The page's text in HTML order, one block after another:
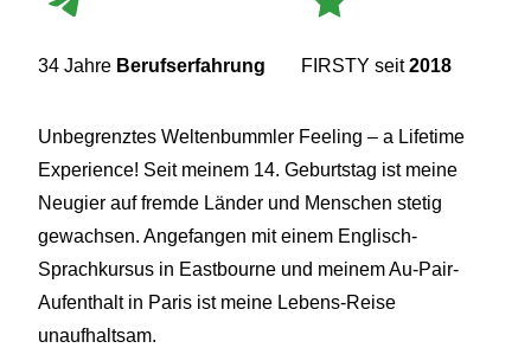
34 Jahre Berufserfahrung FIRSTY seit2018
Unbegrenztes Weltenbummler Feeling – a Lifetime
Experience! Seit meinem 14. Geburtstag ist meine
Neugier auf fremde Länder und Menschen stetig
gewachsen. Angefangen mit einem Englisch-
Sprachkursus in Eastbourne und meinem Au-Pair-
Aufenthalt in Paris ist meine Lebens-Reise
unaufhaltsam.